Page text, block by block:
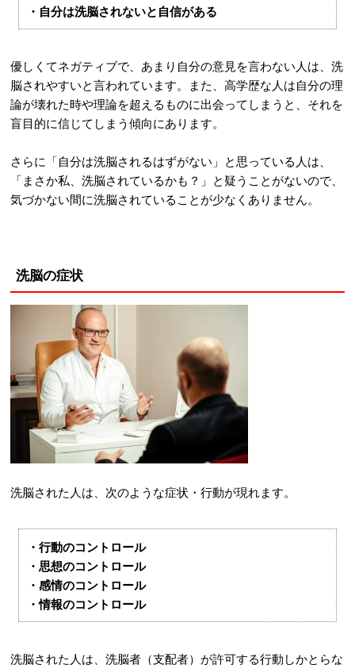
・自分は洗脳されないと自信がある
優しくてネガティブで、あまり自分の意見を言わない人は、洗
脳されやすいと言われています。また、高学歴な人は自分の理
論が壊れた時や理論を超えるものに出会ってしまうと、それを
盲目的に信じてしまう傾向にあります。
さらに「自分は洗脳されるはずがない」と思っている人は、
「まさか私、洗脳されているかも？」と疑うことがないので、
気づかない間に洗脳されていることが少なくありません。
洗脳の症状
洗脳された人は、次のような症状・行動が現れます。
・行動のコントロール
・思想のコントロール
・感情のコントロール
・情報のコントロール
洗脳された人は、洗脳者（支配者）が許可する行動しかとらな